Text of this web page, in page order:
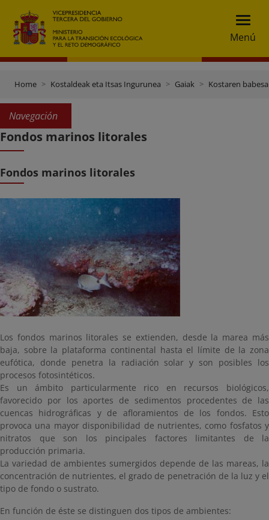
Menú
Home Kostaldeak eta Itsas Ingurunea Gaiak Kostaren babesa
Navegación
Fondos marinos litorales
Fondos marinos litorales
Los fondos marinos litorales se extienden, desde la marea más
baja, sobre la plataforma continental hasta el límite de la zona
eufótica, donde penetra la radiación solar y son posibles los
procesos fotosintéticos.
Es un ámbito particularmente rico en recursos biológicos,
favorecido por los aportes de sedimentos procedentes de las
cuencas hidrográficas y de afloramientos de los fondos. Esto
provoca una mayor disponibilidad de nutrientes, como fosfatos y
nitratos que son los pincipales factores limitantes de la
producción primaria.
La variedad de ambientes sumergidos depende de las mareas, la
concentración de nutrientes, el grado de penetración de la luz y el
tipo de fondo o sustrato.
En función de éste se distinguen dos tipos de ambientes: